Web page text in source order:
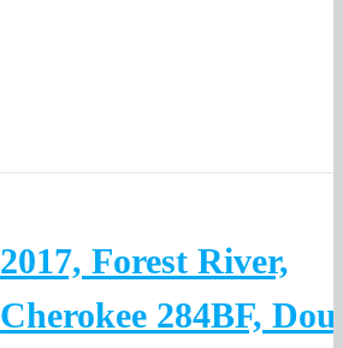
2017, Forest River,
Cherokee 284BF,